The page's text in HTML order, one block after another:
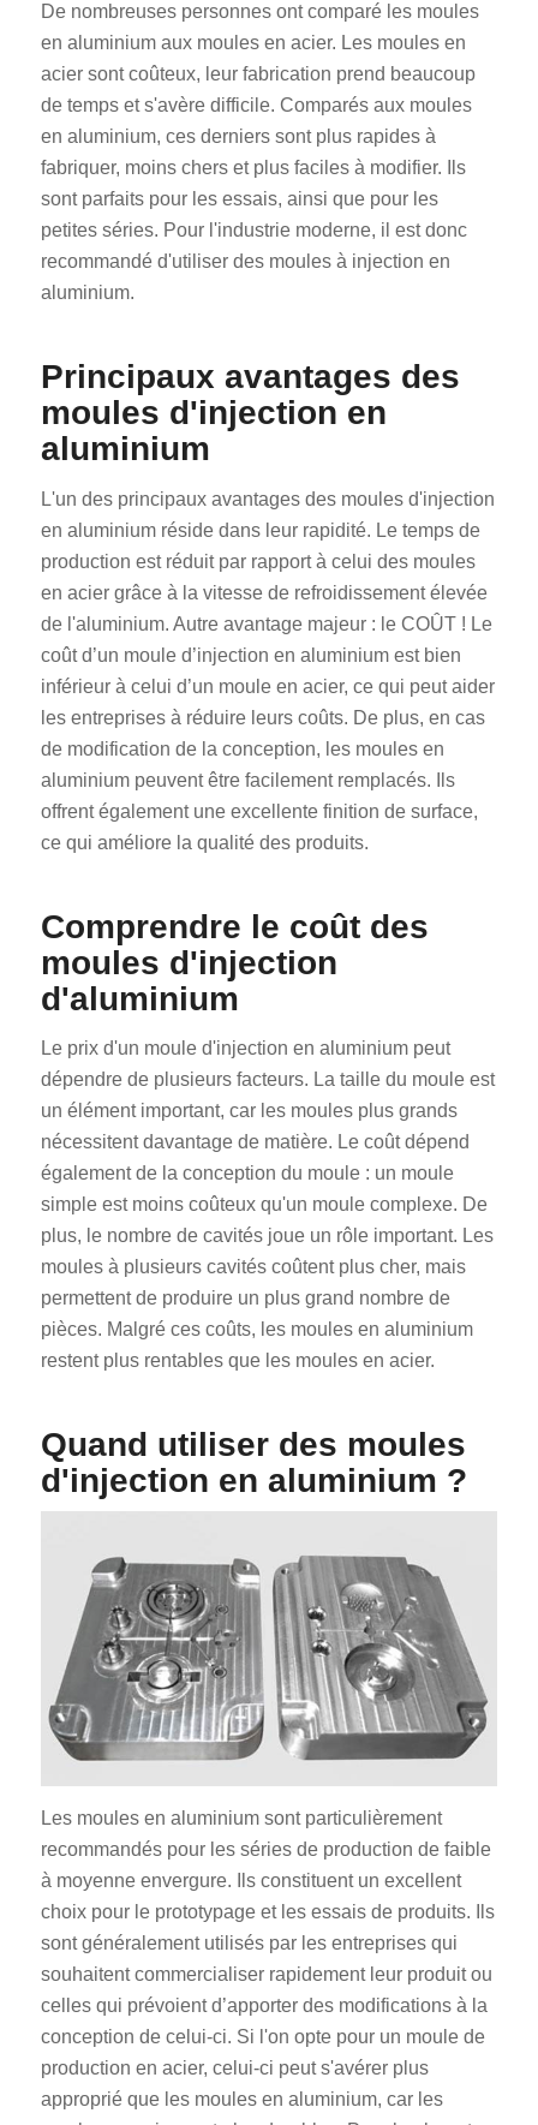
De nombreuses personnes ont comparé les moules
en aluminium aux moules en acier. Les moules en
acier sont coûteux, leur fabrication prend beaucoup
de temps et s'avère difficile. Comparés aux moules
en aluminium, ces derniers sont plus rapides à
fabriquer, moins chers et plus faciles à modifier. Ils
sont parfaits pour les essais, ainsi que pour les
petites séries. Pour l'industrie moderne, il est donc
recommandé d'utiliser des moules à injection en
aluminium.
Principaux avantages des
moules d'injection en
aluminium
L'un des principaux avantages des moules d'injection
en aluminium réside dans leur rapidité. Le temps de
production est réduit par rapport à celui des moules
en acier grâce à la vitesse de refroidissement élevée
de l'aluminium. Autre avantage majeur : le COÛT ! Le
coût d’un moule d’injection en aluminium est bien
inférieur à celui d’un moule en acier, ce qui peut aider
les entreprises à réduire leurs coûts. De plus, en cas
de modification de la conception, les moules en
aluminium peuvent être facilement remplacés. Ils
offrent également une excellente finition de surface,
ce qui améliore la qualité des produits.
Comprendre le coût des
moules d'injection
d'aluminium
Le prix d'un moule d'injection en aluminium peut
dépendre de plusieurs facteurs. La taille du moule est
un élément important, car les moules plus grands
nécessitent davantage de matière. Le coût dépend
également de la conception du moule : un moule
simple est moins coûteux qu'un moule complexe. De
plus, le nombre de cavités joue un rôle important. Les
moules à plusieurs cavités coûtent plus cher, mais
permettent de produire un plus grand nombre de
pièces. Malgré ces coûts, les moules en aluminium
restent plus rentables que les moules en acier.
Quand utiliser des moules
d'injection en aluminium ?
Les moules en aluminium sont particulièrement
recommandés pour les séries de production de faible
à moyenne envergure. Ils constituent un excellent
choix pour le prototypage et les essais de produits. Ils
sont généralement utilisés par les entreprises qui
souhaitent commercialiser rapidement leur produit ou
celles qui prévoient d’apporter des modifications à la
conception de celui-ci. Si l'on opte pour un moule de
production en acier, celui-ci peut s'avérer plus
approprié que les moules en aluminium, car les